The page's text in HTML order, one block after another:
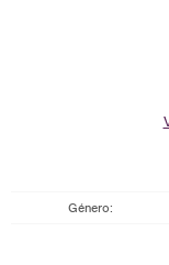
Género